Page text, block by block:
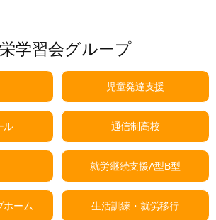
学習会グループ
児童発達支援
ル 通信制高校
就労継続支援A型B型
ホーム 生活訓練・就労移行